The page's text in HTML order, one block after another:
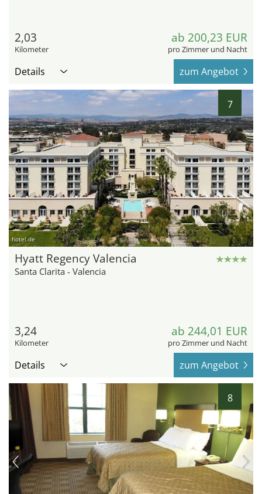
2,03
Kilometer
ab 200,23 EUR
pro Zimmer und Nacht
Details zum Angebot
7
hotel.de
Hyatt Regency Valencia
Santa Clarita - Valencia
3,24
Kilometer
ab 244,01 EUR
pro Zimmer und Nacht
Details zum Angebot
8